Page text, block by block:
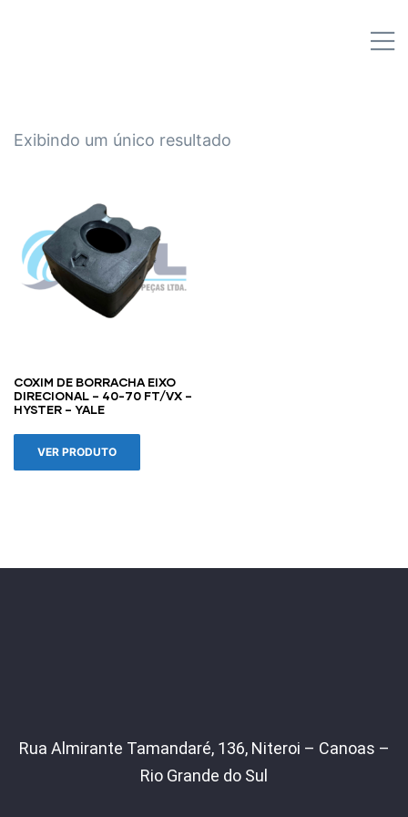
Exibindo um único resultado
COXIM DE BORRACHA EIXO
DIRECIONAL – 40-70 FT/VX –
HYSTER – YALE
VER PRODUTO
Rua Almirante Tamandaré, 136, Niteroi – Canoas –
Rio Grande do Sul